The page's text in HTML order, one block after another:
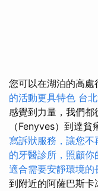
您可以在湖泊的高處
的活動更具特色 台
感覺到力量，我們
（Fenyves）到達
寫訴狀服務，讓您不
的牙醫診所，照顧你
適合需要安靜環境的
到附近的阿薩巴斯